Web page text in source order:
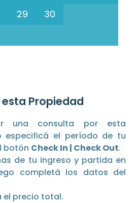
29 30
Propiedad
una consulta por esta
especificá el período de tu
botón Check In | Check Out.
de tu ingreso y partida en
completá los datos del
el precio total.